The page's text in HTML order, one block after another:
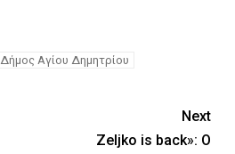
Δήμος Αγίου Δημητρίου
Next
Zeljko is back»: Ο